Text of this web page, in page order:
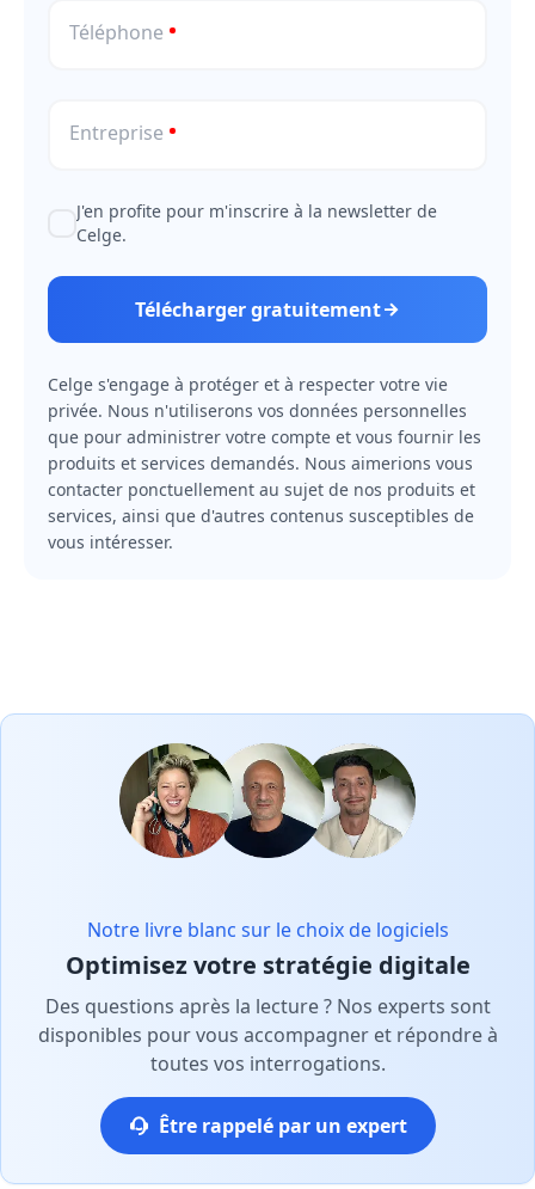
Téléphone
Entreprise
J'en profite pour m'inscrire à la newsletter de
Celge.
Télécharger gratuitement
Celge s'engage à protéger et à respecter votre vie
privée. Nous n'utiliserons vos données personnelles
que pour administrer votre compte et vous fournir les
produits et services demandés. Nous aimerions vous
contacter ponctuellement au sujet de nos produits et
services, ainsi que d'autres contenus susceptibles de
vous intéresser.
Notre livre blanc sur le choix de logiciels
Optimisez votre stratégie digitale
Des questions après la lecture ? Nos experts sont
disponibles pour vous accompagner et répondre à
toutes vos interrogations.
Être rappelé par un expert